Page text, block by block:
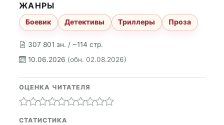
307 801 зн. / ~114 стр.
10.06.2026 (обн. 02.08.2026)
ЖАНРЫ
Боевик Детективы Триллеры Проза
ОЦЕНКА ЧИТАТЕЛЯ
СТАТИСТИКА